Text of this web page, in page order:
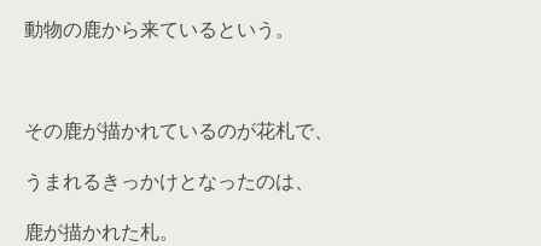
動物の鹿から来ているという。
その鹿が描かれているのが花札で、
うまれるきっかけとなったのは、
鹿が描かれた札。